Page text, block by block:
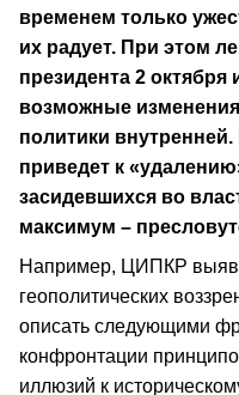
временем только
их радует. При этом
президента 2 октября
возможные
политики
приведет к
засидевшихся во
максимум –
Например, ЦИПКР
геополитических
описать следующими
конфронтации
иллюзий к